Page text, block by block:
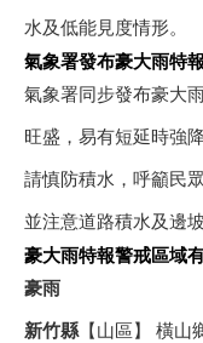
水及低能見度情形。
氣象署發布豪大雨特報
氣象署同步發布豪大
旺盛，易有短延時強
請慎防積水，呼籲民
並注意道路積水及邊坡
豪大雨特報警戒區域
豪雨
新竹縣【山區】 橫山